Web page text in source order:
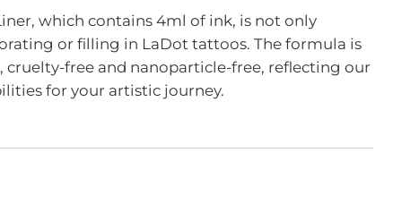
which contains 4ml of ink, is not only
or filling in LaDot tattoos. The formula is
free and nanoparticle-free, reflecting our
for your artistic journey.